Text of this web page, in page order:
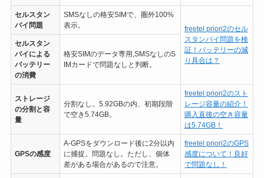
セルスタン
バイ問題
SMSなしの格安SIMで、圏外100%
表示。
freetel priori2のセル
スタンバイ問題を検
証！バッテリーの減
り具合は？
セルスタン
バイによる
バッテリー
の消費
格安SIMのデータ専用,SMSなしのS
IMカードで問題なしと判断。
ストレージ
の分割と容
量
分割なし。5.92GBの内、初期段階
で空き5.74GB。
freetel priori2のスト
レージ容量の紹介！
購入直後の空き容量
は5.74GB！
GPSの感度
A-GPSをダウンロード後に2分以内
に捕捉。問題なし。ただし、個体
差がある場合があるので注意。
freetel priori2のGPS
感度について！良好
で問題なし！